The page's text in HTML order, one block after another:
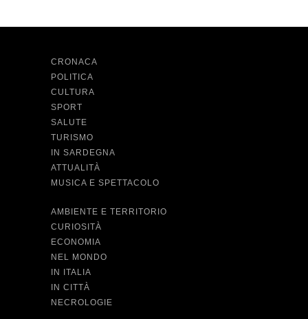
CRONACA
POLITICA
CULTURA
SPORT
SALUTE
TURISMO
IN SARDEGNA
ATTUALITÀ
MUSICA E SPETTACOLO
AMBIENTE E TERRITORIO
CURIOSITÀ
ECONOMIA
NEL MONDO
IN ITALIA
IN CITTÀ
NECROLOGIE